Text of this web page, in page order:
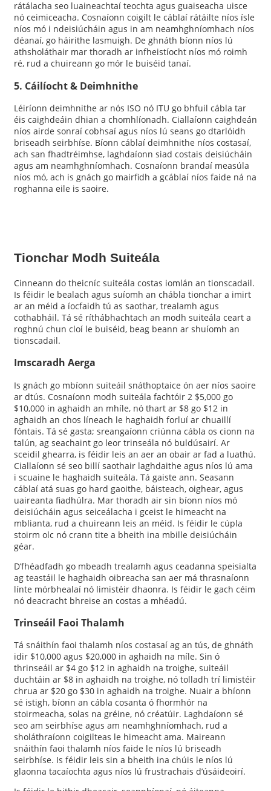
rátálacha seo luaineachtaí teochta agus guaiseacha uisce
nó ceimiceacha. Cosnaíonn coigilt le cáblaí rátáilte níos ísle
níos mó i ndeisiúcháin agus in am neamhghníomhach níos
déanaí, go háirithe lasmuigh. De ghnáth bíonn níos lú
athsholáthair mar thoradh ar infheistíocht níos mó roimh
ré, rud a chuireann go mór le buiséid tanaí.
5. Cáilíocht & Deimhnithe
Léiríonn deimhnithe ar nós ISO nó ITU go bhfuil cábla tar
éis caighdeáin dhian a chomhlíonadh. Ciallaíonn caighdeán
níos airde sonraí cobhsaí agus níos lú seans go dtarlóidh
briseadh seirbhíse. Bíonn cáblaí deimhnithe níos costasaí,
ach san fhadtréimhse, laghdaíonn siad costais deisiúcháin
agus am neamhghníomhach. Cosnaíonn brandaí measúla
níos mó, ach is gnách go mairfidh a gcáblaí níos faide ná na
roghanna eile is saoire.
Tionchar Modh Suiteála
Cinneann do theicníc suiteála costas iomlán an tionscadail.
Is féidir le bealach agus suíomh an chábla tionchar a imirt
ar an méid a íocfaidh tú as saothar, trealamh agus
cothabháil. Tá sé ríthábhachtach an modh suiteála ceart a
roghnú chun cloí le buiséid, beag beann ar shuíomh an
tionscadail.
Imscaradh Aerga
Is gnách go mbíonn suiteáil snáthoptaice ón aer níos saoire
ar dtús. Cosnaíonn modh suiteála fachtóir 2 $5,000 go
$10,000 in aghaidh an mhíle, nó thart ar $8 go $12 in
aghaidh an chos líneach le haghaidh forluí ar chuaillí
fóntais. Tá sé gasta; sreangaíonn criúnna cábla os cionn na
talún, ag seachaint go leor trinseála nó buldúsairí. Ar
sceidil ghearra, is féidir leis an aer an obair ar fad a luathú.
Ciallaíonn sé seo billí saothair laghdaithe agus níos lú ama
i scuaine le haghaidh suiteála. Tá gaiste ann. Seasann
cáblaí atá suas go hard gaoithe, báisteach, oighear, agus
uaireanta fiadhúlra. Mar thoradh air sin bíonn níos mó
deisiúcháin agus seiceálacha i gceist le himeacht na
mblianta, rud a chuireann leis an méid. Is féidir le cúpla
stoirm olc nó crann tite a bheith ina mbille deisiúcháin
géar.
D’fhéadfadh go mbeadh trealamh agus ceadanna speisialta
ag teastáil le haghaidh oibreacha san aer má thrasnaíonn
línte mórbhealaí nó limistéir dhaonra. Is féidir le gach céim
nó deacracht bhreise an costas a mhéadú.
Trinseáil Faoi Thalamh
Tá snáithín faoi thalamh níos costasaí ag an tús, de ghnáth
idir $10,000 agus $20,000 in aghaidh na míle. Sin ó
thrinseáil ar $4 go $12 in aghaidh na troighe, suiteáil
duchtáin ar $8 in aghaidh na troighe, nó tolladh trí limistéir
chrua ar $20 go $30 in aghaidh na troighe. Nuair a bhíonn
sé istigh, bíonn an cábla cosanta ó fhormhór na
stoirmeacha, solas na gréine, nó créatúir. Laghdaíonn sé
seo am seirbhíse agus am neamhghníomhach, rud a
sholáthraíonn coigilteas le himeacht ama. Maireann
snáithín faoi thalamh níos faide le níos lú briseadh
seirbhíse. Is féidir leis sin a bheith ina chúis le níos lú
glaonna tacaíochta agus níos lú frustrachais d’úsáideoirí.